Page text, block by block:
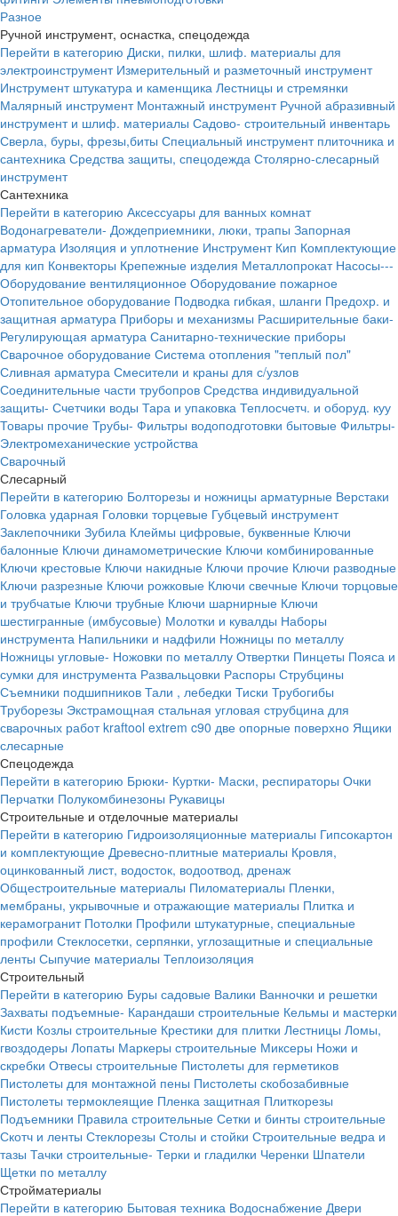
Разное
Ручной инструмент, оснастка, спецодежда
Перейти в категорию Диски, пилки, шлиф. материалы для
электроинструмент Измерительный и разметочный инструмент
Инструмент штукатура и каменщика Лестницы и стремянки
Малярный инструмент Монтажный инструмент Ручной абразивный
инструмент и шлиф. материалы Садово- строительный инвентарь
Сверла, буры, фрезы,биты Специальный инструмент плиточника и
сантехника Средства защиты, спецодежда Столярно-слесарный
инструмент
Сантехника
Перейти в категорию Аксессуары для ванных комнат
Водонагреватели- Дождеприемники, люки, трапы Запорная
арматура Изоляция и уплотнение Инструмент Кип Комплектующие
для кип Конвекторы Крепежные изделия Металлопрокат Насосы---
Оборудование вентиляционное Оборудование пожарное
Отопительное оборудование Подводка гибкая, шланги Предохр. и
защитная арматура Приборы и механизмы Расширительные баки-
Регулирующая арматура Санитарно-технические приборы
Сварочное оборудование Система отопления "теплый пол"
Сливная арматура Смесители и краны для с/узлов
Соединительные части трубопров Средства индивидуальной
защиты- Счетчики воды Тара и упаковка Теплосчетч. и оборуд. куу
Товары прочие Трубы- Фильтры водоподготовки бытовые Фильтры-
Электромеханические устройства
Сварочный
Слесарный
Перейти в категорию Болторезы и ножницы арматурные Верстаки
Головка ударная Головки торцевые Губцевый инструмент
Заклепочники Зубила Клеймы цифровые, буквенные Ключи
балонные Ключи динамометрические Ключи комбинированные
Ключи крестовые Ключи накидные Ключи прочие Ключи разводные
Ключи разрезные Ключи рожковые Ключи свечные Ключи торцовые
и трубчатые Ключи трубные Ключи шарнирные Ключи
шестигранные (имбусовые) Молотки и кувалды Наборы
инструмента Напильники и надфили Ножницы по металлу
Ножницы угловые- Ножовки по металлу Отвертки Пинцеты Пояса и
сумки для инструмента Развальцовки Распоры Струбцины
Съемники подшипников Тали , лебедки Тиски Трубогибы
Труборезы Экстрамощная стальная угловая струбцина для
сварочных работ kraftool extrem c90 две опорные поверхно Ящики
слесарные
Спецодежда
Перейти в категорию Брюки- Куртки- Маски, респираторы Очки
Перчатки Полукомбинезоны Рукавицы
Строительные и отделочные материалы
Перейти в категорию Гидроизоляционные материалы Гипсокартон
и комплектующие Древесно-плитные материалы Кровля,
оцинкованный лист, водосток, водоотвод, дренаж
Общестроительные материалы Пиломатериалы Пленки,
мембраны, укрывочные и отражающие материалы Плитка и
керамогранит Потолки Профили штукатурные, специальные
профили Стеклосетки, серпянки, углозащитные и специальные
ленты Сыпучие материалы Теплоизоляция
Строительный
Перейти в категорию Буры садовые Валики Ванночки и решетки
Захваты подъемные- Карандаши строительные Кельмы и мастерки
Кисти Козлы строительные Крестики для плитки Лестницы Ломы,
гвоздодеры Лопаты Маркеры строительные Миксеры Ножи и
скребки Отвесы строительные Пистолеты для герметиков
Пистолеты для монтажной пены Пистолеты скобозабивные
Пистолеты термоклеящие Пленка защитная Плиткорезы
Подъемники Правила строительные Сетки и бинты строительные
Скотч и ленты Стеклорезы Столы и стойки Строительные ведра и
тазы Тачки строительные- Терки и гладилки Черенки Шпатели
Щетки по металлу
Стройматериалы
Перейти в категорию Бытовая техника Водоснабжение Двери